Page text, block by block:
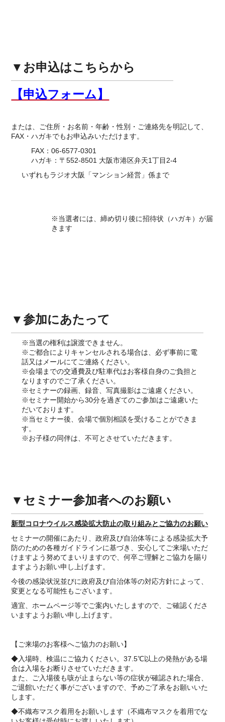
▼お申込はこちらから
【申込フォーム】
または、ご住所・お名前・年齢・性別・ご連絡先を明記して、
FAX・ハガキでもお申込みいただけます。
FAX：06-6577-0301
ハガキ：〒552-8501 大阪市港区弁天1丁目2-4
いずれもラジオ大阪「マンション経営」係まで
※当選者には、締め切り後に招待状（ハガキ）が届
きます
▼参加にあたって
※当選の権利は譲渡できません。
※ご都合によりキャンセルされる場合は、必ず事前に電
話又はメールにてご連絡ください。
※会場までの交通費及び駐車代はお客様自身のご負担と
なりますのでご了承ください。
※セミナーの録画、録音、写真撮影はご遠慮ください。
※セミナー開始から30分を過ぎてのご参加はご遠慮いた
だいております。
※当セミナー後、会場で個別相談を受けることができま
す。
※お子様の同伴は、不可とさせていただきます。
▼セミナー参加者へのお願い
新型コロナウイルス感染拡大防止の取り組みとご協力のお願い
セミナーの開催にあたり、政府及び自治体等による感染拡大予
防のための各種ガイドラインに基づき、安心してご来場いただ
けますよう努めてまいりますので、何卒ご理解とご協力を賜り
ますようお願い申し上げます。
今後の感染状況並びに政府及び自治体等の対応方針によって、
変更となる可能性もございます。
適宜、ホームページ等でご案内いたしますので、ご確認くださ
いますようお願い申し上げます。
【ご来場のお客様へご協力のお願い】
◆入場時、検温にご協力ください。37.5℃以上の発熱がある場
合は入場をお断りさせていただきます。
また、ご入場後も咳が止まらない等の症状が確認された場合、
ご退館いただく事がございますので、予めご了承をお願いいた
します。
◆不織布マスク着用をお願いします（不織布マスクを着用でな